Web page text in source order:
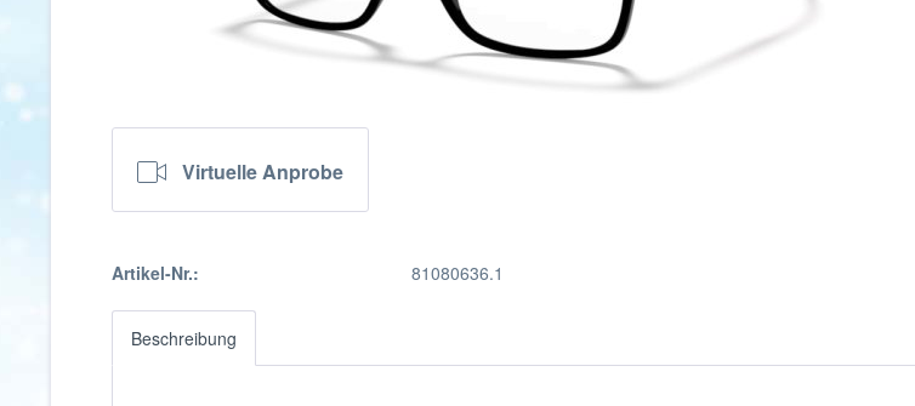
Virtuelle Anprobe
Artikel-Nr.: 81080636.1
Beschreibung